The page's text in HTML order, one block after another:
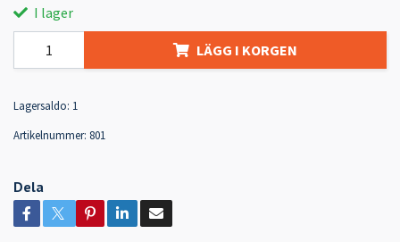
I lager
LÄGG I KORGEN
Lagersaldo: 1
Artikelnummer: 801
Dela